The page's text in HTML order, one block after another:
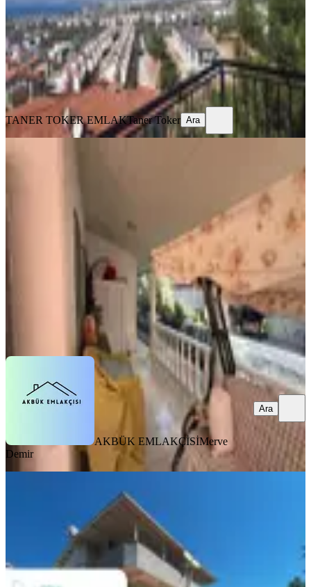
2+1 ·90 m²·2. Kat ·09.08.2026
5.950.000 ₺
TANER TOKER EMLAKTaner Toker
Ara
TANER TOKER EMLAKTaner Toker Ara
140 m² Bahçe katı 05.08.2026
8.500.000 ₺
AKBÜK EMLAKÇİSİ Merve Demir
AKBÜK EMLAKÇİSİMerve
Demir
Ara
Didim Fevzipaşa'da Denize Yakın
Satılık Eşyalı 3+1 Bahçeli Köşe
Konum Yazlık
Didim, Fevzipaşa Mahallesi
3+1·210 m²·Villa tipi·03.08.2026